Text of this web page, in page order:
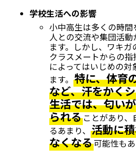
学校生活への影響
小中高生は多くの時
人との交流や集団活
ます。しかし、ワキガ
クラスメートからの
によってはいじめの対
ます。 特に、体育
など、汗をかく
生活では、匂い
られる ことがあり
るあまり、 活動に
なくなる可能性もあ